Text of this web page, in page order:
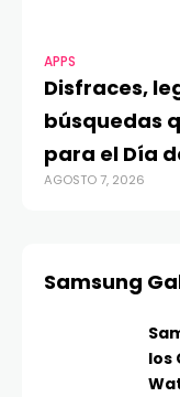
APPS
Disfraces,
búsquedas
para el Día
AGOSTO 7, 2026
Samsung
los